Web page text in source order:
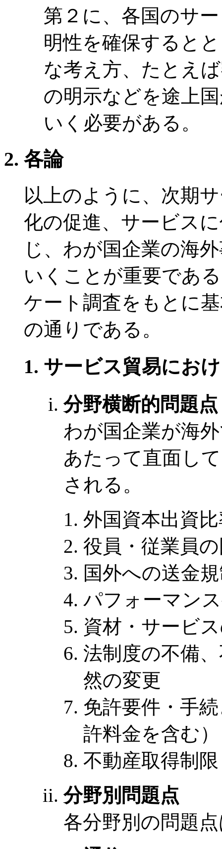
第２に、各国のサ
明性を確保すると
な考え方、たとえ
の明示などを途上
いく必要がある。
各論
以上のように、次期
化の促進、サービス
じ、わが国企業の海
いくことが重要であ
ケート調査をもとに
の通りである。
サービス貿易にお
分野横断的問題点
わが国企業が海
あたって直面し
される。
外国資本出資
役員・従業員
国外への送金
パフォーマン
資材・サービ
法制度の不備
然の変更
免許要件・手
許料金を含む）
不動産取得制限
分野別問題点
各分野別の問題